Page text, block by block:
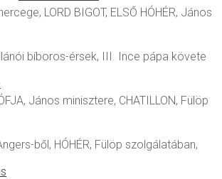
LORD BIGOT, ELSŐ HÓHÉR, János
bíboros-érsek, III. Ince pápa követe
János minisztere, CHATILLON, Fülöp
ből, HÓHÉR, Fülöp szolgálatában,